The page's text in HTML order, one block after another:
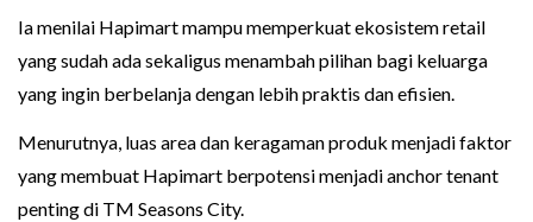
Ia menilai Hapimart mampu memperkuat ekosistem retail
yang sudah ada sekaligus menambah pilihan bagi keluarga
yang ingin berbelanja dengan lebih praktis dan efisien.
Menurutnya, luas area dan keragaman produk menjadi faktor
yang membuat Hapimart berpotensi menjadi anchor tenant
penting di TM Seasons City.